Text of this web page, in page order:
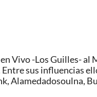
Vivo -Los Guilles- al
sus influencias
Alamedadosoulna,